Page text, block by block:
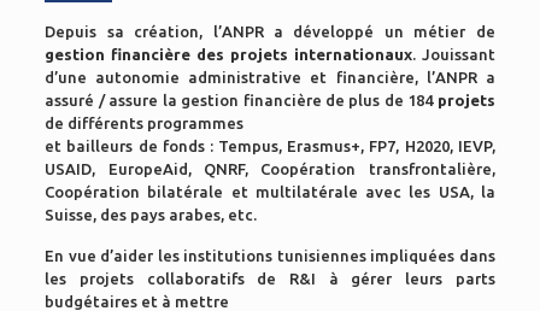
Depuis sa création, l’ANPR a développé un métier de
gestion financière des projets internationaux. Jouissant
d’une autonomie administrative et financière, l’ANPR a
assuré / assure la gestion financière de plus de 184projets
de différents programmes
et bailleurs de fonds : Tempus, Erasmus+, FP7, H2020, IEVP,
USAID, EuropeAid, QNRF, Coopération transfrontalière,
Coopération bilatérale et multilatérale avec les USA, la
Suisse, des pays arabes, etc.
En vue d’aider les institutions tunisiennes impliquées dans
les projets collaboratifs de R&I à gérer leurs parts
budgétaires et à mettre